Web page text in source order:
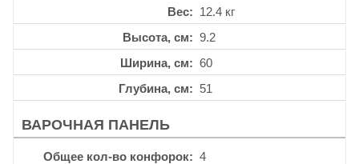
Вес
12.4 кг
Высота, см
9.2
Ширина, см
60
Глубина, см
51
ВАРОЧНАЯ ПАНЕЛЬ
Общее кол-во конфорок
4